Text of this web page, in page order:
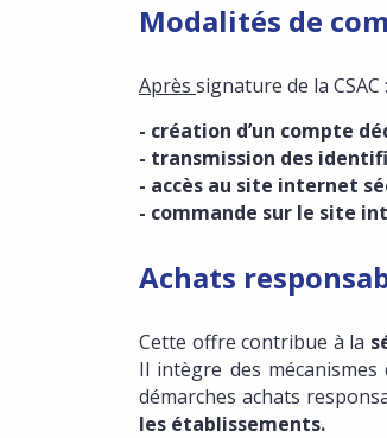
Modalités de
Après signature de la CSAC :
- création d’un compte
- transmission des
- accès au site internet
- commande sur le site
Achats
Cette offre contribue à la
Il intègre des mécanismes
démarches achats
les établissements.